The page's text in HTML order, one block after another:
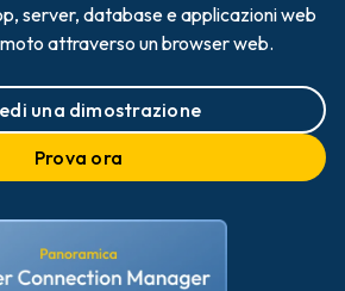
server, database e applicazioni web
attraverso un browser web.
una dimostrazione
Prova ora